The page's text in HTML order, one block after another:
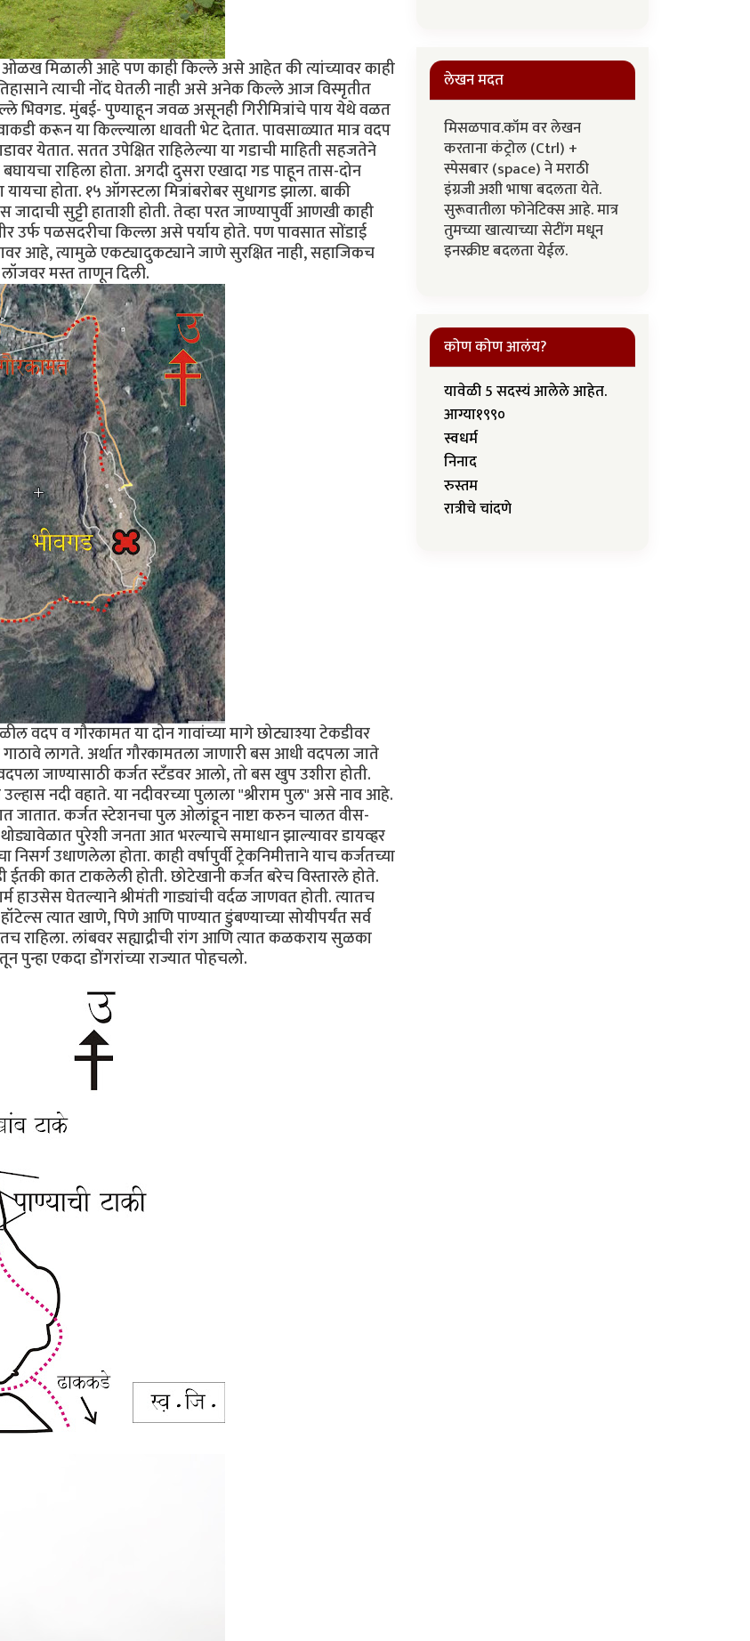
ओळख मिळाली आहे पण काही किल्ले असे आहेत की त्यांच्यावर काही
त्याची नोंद घेतली नाही असे अनेक किल्ले आज विस्मृतीत
मुंबई- पुण्याहून जवळ असूनही गिरीमित्रांचे पाय येथे वळत
करून या किल्ल्याला धावती भेट देतात. पावसाळ्यात मात्र वदप
येतात. सतत उपेक्षित राहिलेल्या या गडाची माहिती सहजतेने
राहिला होता. अगदी दुसरा एखादा गड पाहून तास-दोन
होता. १५ ऑगस्टला मित्रांबरोबर सुधागड झाला. बाकी
सुट्टी हाताशी होती. तेव्हा परत जाण्यापुर्वी आणखी काही
पळसदरीचा किल्ला असे पर्याय होते. पण पावसात सोंडाई
आहे, त्यामुळे एकट्यादुकट्याने जाणे सुरक्षित नाही, सहाजिकच
मस्त ताणून दिली.
वदप व गौरकामत या दोन गावांच्या मागे छोट्याश्या टेकडीवर
लागते. अर्थात गौरकामतला जाणारी बस आधी वदपला जाते
जाण्यासाठी कर्जत स्टँडवर आलो, तो बस खुप उशीरा होती.
नदी वहाते. या नदीवरच्या पुलाला "श्रीराम पुल" असे नाव आहे.
जातात. कर्जत स्टेशनचा पुल ओलांडून नाष्टा करुन चालत वीस-
पुरेशी जनता आत भरल्याचे समाधान झाल्यावर डायव्ह्रर
उधाणलेला होता. काही वर्षापुर्वी ट्रेकनिमीत्ताने याच कर्जतच्या
ईतकी कात टाकलेली होती. छोटेखानी कर्जत बरेच विस्तारले होते.
हाउसेस घेतल्याने श्रीमंती गाड्यांची वर्दळ जाणवत होती. त्यातच
त्यात खाणे, पिणे आणि पाण्यात डुंबण्याच्या सोयीपर्यंत सर्व
राहिला. लांबवर सह्याद्रीची रांग आणि त्यात कळकराय सुळका
एकदा डोंगरांच्या राज्यात पोहचलो.
लेखन मदत
मिसळपाव.कॉम वर लेखन
करताना कंट्रोल (Ctrl) +
स्पेसबार (space) ने मराठी
इंग्रजी अशी भाषा बदलता येते.
सुरूवातीला फोनेटिक्स आहे. मात्र
तुमच्या खात्याच्या सेटींग मधून
इनस्क्रीप्ट बदलता येईल.
कोण कोण आलंय?
यावेळी 5 सदस्यं आलेले आहेत.
आग्या१९९०
स्वधर्म
निनाद
रुस्तम
रात्रीचे चांदणे